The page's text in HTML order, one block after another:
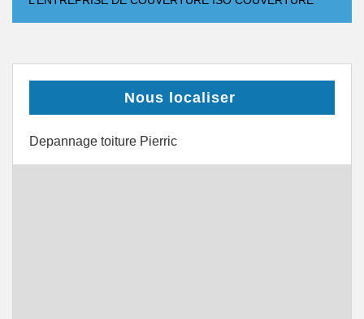
Nous localiser
Depannage toiture Pierric